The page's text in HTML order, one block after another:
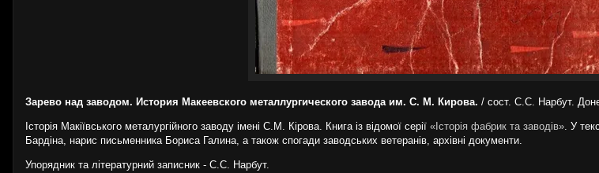
Зарево над заводом. История Макеевского металлургического завода им. С. М. Кирова. / сост. С.С. Нарбут.
Історія Макіївського металургійного заводу імені С.М. Кірова. Книга із відомої серії «Історія фабрик та заводів». У
Бардіна, нарис письменника Бориса Галина, а також спогади заводських ветеранів, архівні документи.
Упорядник та літературний записник - С.С. Нарбут.